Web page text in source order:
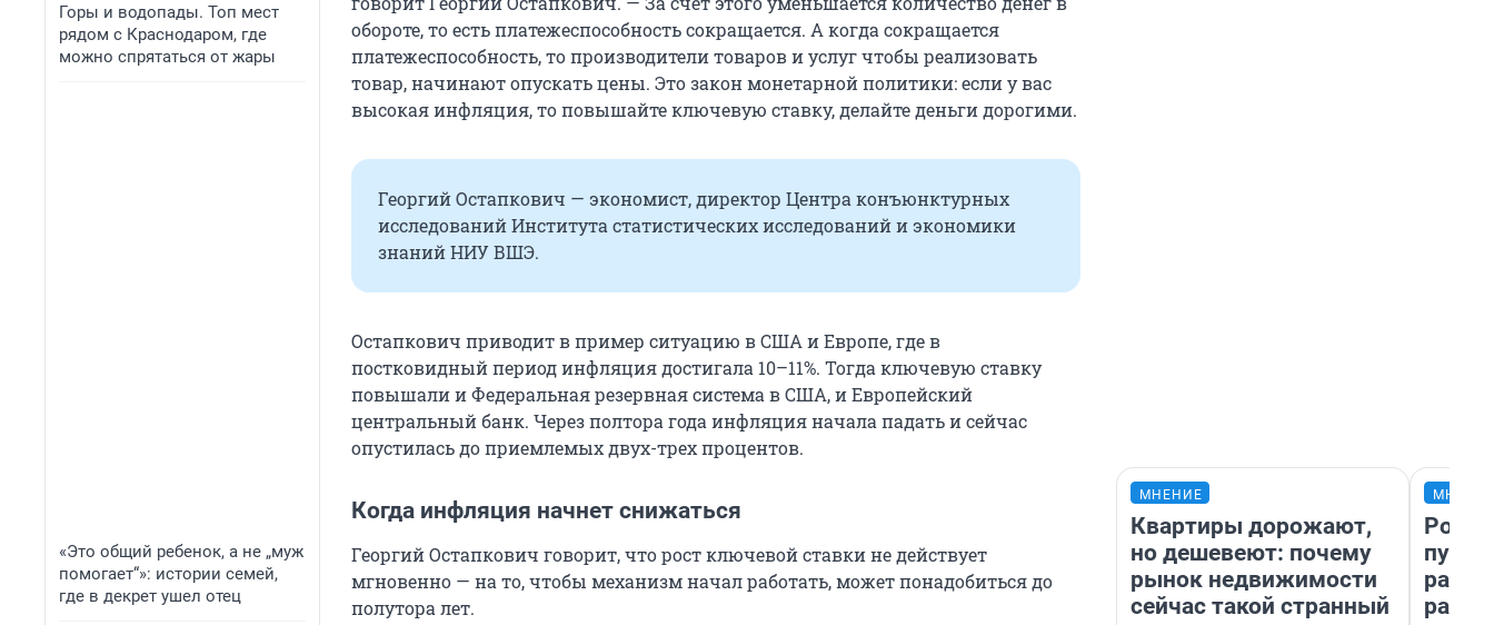
Горы и водопады. Топ мест
рядом с Краснодаром, где
можно спрятаться от жары
«Это общий ребенок, а не „муж
помогает“»: истории семей,
где в декрет ушел отец
обороте, то есть платежеспособность сокращается. А когда сокращается
платежеспособность, то производители товаров и услуг чтобы реализовать
товар, начинают опускать цены. Это закон монетарной политики: если у вас
высокая инфляция, то повышайте ключевую ставку, делайте деньги дорогими.
Георгий Остапкович — экономист, директор Центра конъюнктурных
исследований Института статистических исследований и экономики
знаний НИУ ВШЭ.
Остапкович приводит в пример ситуацию в США и Европе, где в
постковидный период инфляция достигала 10–11%. Тогда ключевую ставку
повышали и Федеральная резервная система в США, и Европейский
центральный банк. Через полтора года инфляция начала падать и сейчас
опустилась до приемлемых двух-трех процентов.
Когда инфляция начнет снижаться
Георгий Остапкович говорит, что рост ключевой ставки не действует
мгновенно — на то, чтобы механизм начал работать, может понадобиться до
полутора лет.
МНЕНИЕ
Квартиры дорожают,
но дешевеют: почему
рынок недвижимости
сейчас такой странный